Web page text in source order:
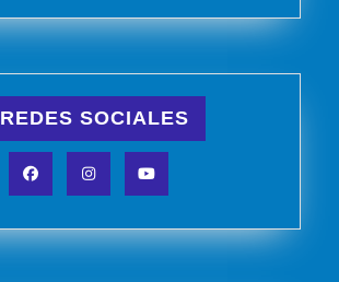
REDES SOCIALES